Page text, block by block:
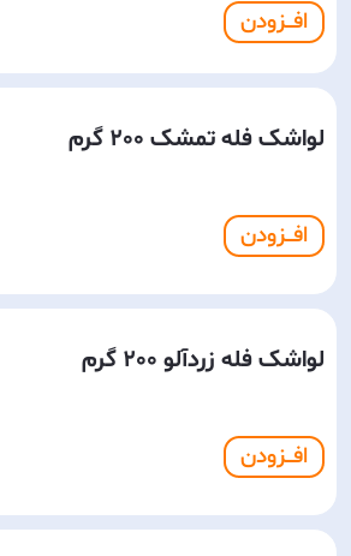
افـــزودن
لواشک فله تمشک 200 گرم
افـــزودن
لواشک فله زردآلو 200 گرم
افـــزودن